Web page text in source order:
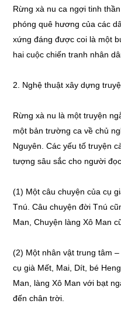
Rừng xà nu ca ngợi tinh
phóng quê hương của các
xứng đáng được coi là một
hai cuộc chiến tranh nhân
2. Nghệ thuật xây dựng
Rừng xà nu là một truyện
một bản trường ca về chủ
Nguyên. Các yếu tố truyện
tượng sâu sắc cho người đọc.
(1) Một câu chuyện của cụ
Tnú. Câu chuyện đời Tnú
Man, Chuyện làng Xô Man
(2) Một nhân vật trung tâm
cụ già Mết, Mai, Dít, bé
Man, làng Xô Man với bạt
đến chân trời.